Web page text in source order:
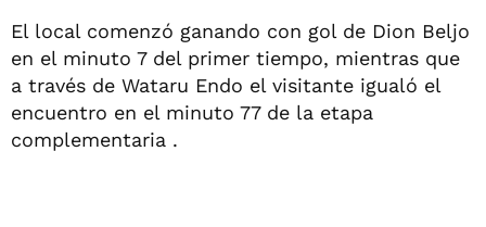
El local comenzó ganando con gol de Dion Beljo
en el minuto 7 del primer tiempo, mientras que
a través de Wataru Endo el visitante igualó el
encuentro en el minuto 77 de la etapa
complementaria .